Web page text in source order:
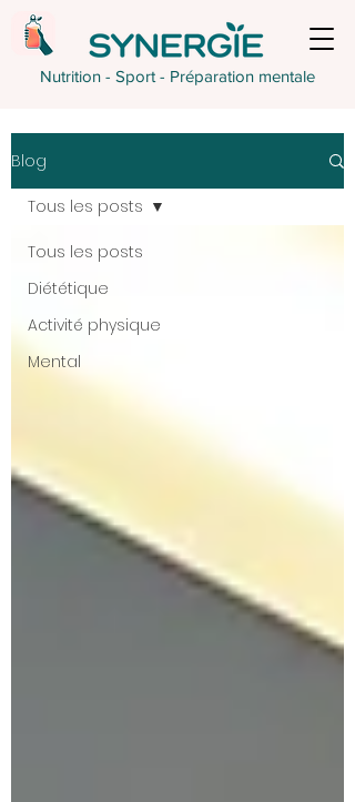
Nutrition - Sport - Préparation mentale
Blog
Tous les posts
Diététique
Activité physique
Mental
Tous les posts